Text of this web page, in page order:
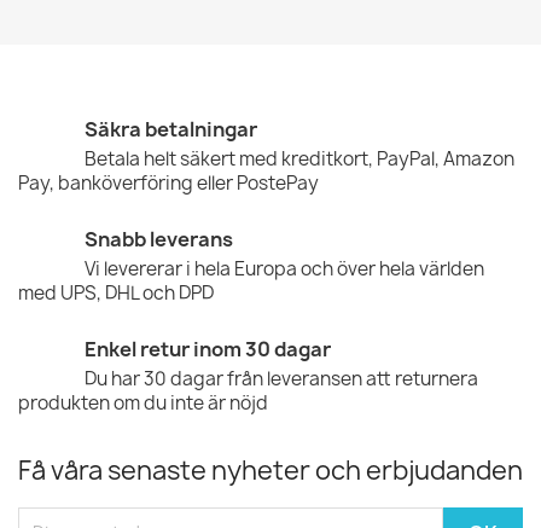
Säkra betalningar
Betala helt säkert med kreditkort, PayPal, Amazon
Pay, banköverföring eller PostePay
Snabb leverans
Vi levererar i hela Europa och över hela världen
med UPS, DHL och DPD
Enkel retur inom 30 dagar
Du har 30 dagar från leveransen att returnera
produkten om du inte är nöjd
Få våra senaste nyheter och erbjudanden